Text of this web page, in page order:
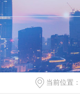
当前位置：